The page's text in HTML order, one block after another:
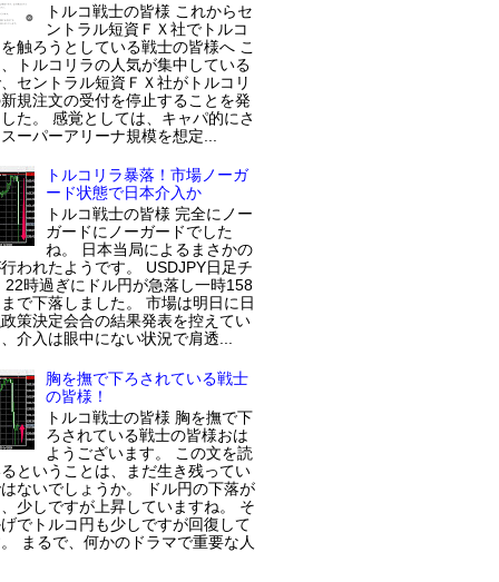
トルコ戦士の皆様 これからセ
ントラル短資ＦＸ社でトルコ
触ろうとしている戦士の皆様へ こ
トルコリラの人気が集中している
セントラル短資ＦＸ社がトルコリ
規注文の受付を停止することを発
た。 感覚としては、キャパ的にさ
ーパーアリーナ規模を想定...
トルコリラ暴落！市場ノーガ
ード状態で日本介入か
トルコ戦士の皆様 完全にノー
ガードにノーガードでした
ね。 日本当局によるまさかの
われたようです。 USDJPY日足チ
22時過ぎにドル円が急落し一時158
で下落しました。 市場は明日に日
策決定会合の結果発表を控えてい
介入は眼中にない状況で肩透...
胸を撫で下ろされている戦士
の皆様！
トルコ戦士の皆様 胸を撫で下
ろされている戦士の皆様おは
ようございます。 この文を読
ということは、まだ生き残ってい
ないでしょうか。 ドル円の下落が
少しですが上昇していますね。 そ
でトルコ円も少しですが回復して
まるで、何かのドラマで重要な人